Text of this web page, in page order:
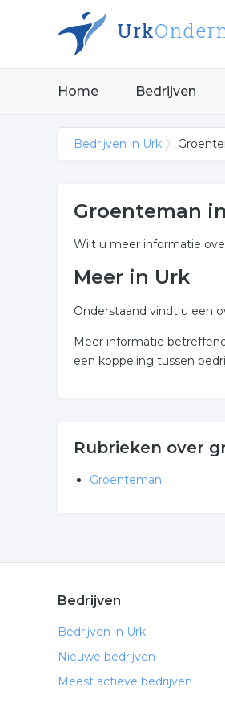
Home Bedrijven
Bedrijven in Urk
Groenteman
Wilt u meer informatie
Meer in Urk
Onderstaand vindt u een
Meer informatie
een koppeling tussen
Rubrieken over
Groenteman
Bedrijven
Bedrijven in Urk
Nieuwe bedrijven
Meest actieve bedrijven